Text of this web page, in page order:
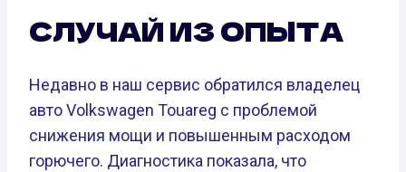
СЛУЧАЙ ИЗ ОПЫТА
Недавно в наш сервис обратился владелец
авто Volkswagen Touareg с проблемой
снижения мощи и повышенным расходом
горючего. Диагностика показала, что